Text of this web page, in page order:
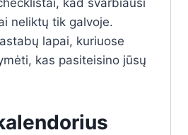
kad svarbiausi
neliktų tik galvoje.
lapai, kuriuose
kas pasiteisino jūsų